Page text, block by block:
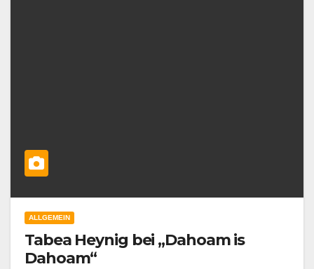
ALLGEMEIN
Tabea Heynig bei „Dahoam is
Dahoam“